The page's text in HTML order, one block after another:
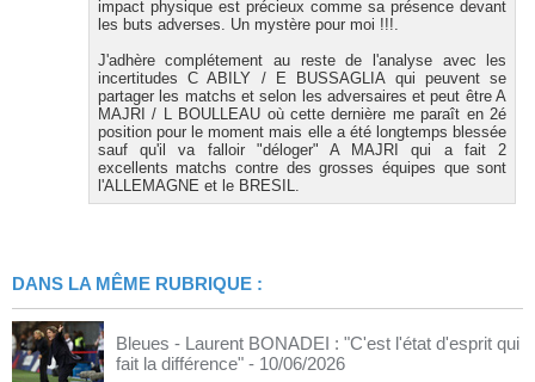
impact physique est précieux comme sa présence devant
les buts adverses. Un mystère pour moi !!!.
J'adhère complétement au reste de l'analyse avec les
incertitudes C ABILY / E BUSSAGLIA qui peuvent se
partager les matchs et selon les adversaires et peut être A
MAJRI / L BOULLEAU où cette dernière me paraît en 2é
position pour le moment mais elle a été longtemps blessée
sauf qu'il va falloir "déloger" A MAJRI qui a fait 2
excellents matchs contre des grosses équipes que sont
l'ALLEMAGNE et le BRESIL.
DANS LA MÊME RUBRIQUE :
Bleues - Laurent BONADEI : "C'est l'état d'esprit qui
fait la différence" - 10/06/2026